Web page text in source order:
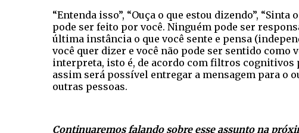
“Entenda isso”, “Ouça o que estou dizendo”,
pode ser feito por você. Ninguém pode ser
última instância o que você sente e pensa
você quer dizer e você não pode ser sentido como
interpreta, isto é, de acordo com filtros cognitivos
assim será possível entregar a mensagem para o
outras pessoas.
Continuaremos falando sobre esse assunto na